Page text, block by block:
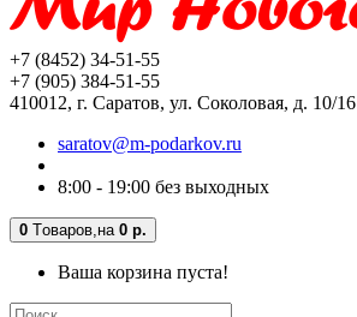
+7 (8452) 34-51-55
+7 (905) 384-51-55
410012, г. Саратов, ул. Соколовая, д. 10/16
saratov@m-podarkov.ru
8:00 - 19:00 без выходных
0 Tоваров, на 0 р.
Ваша корзина пуста!